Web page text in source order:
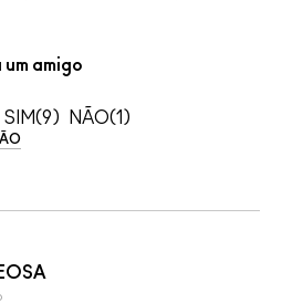
amigo
9 1